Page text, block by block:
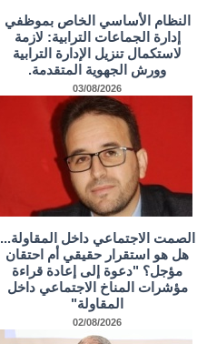
النظام الأساسي الخاص بموظفي
إدارة الجماعات الترابية: لازمة
لاستكمال تنزيل الإدارة الترابية
وورش الجهوية المتقدمة.
03/08/2026
الصمت الاجتماعي داخل المقاولة...
هل هو استقرار حقيقي أم احتقان
مؤجل؟ "دعوة إلى إعادة قراءة
مؤشرات المناخ الاجتماعي داخل
المقاولة"
02/08/2026